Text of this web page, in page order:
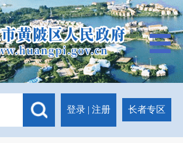
登录 | 注册 长者专区